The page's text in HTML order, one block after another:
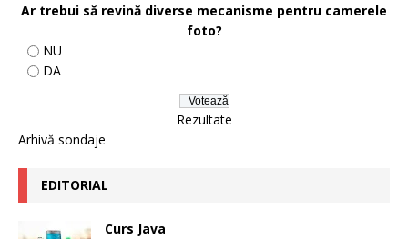
Ar trebui să revină diverse mecanisme pentru camerele
foto?
NU
DA
Rezultate
Arhivă sondaje
EDITORIAL
Curs Java